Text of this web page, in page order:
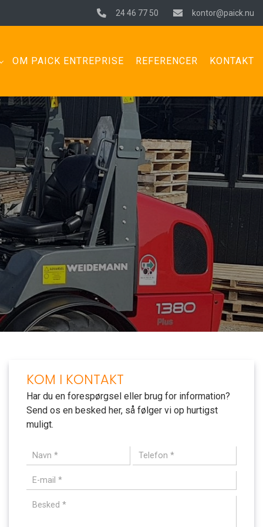
24 46 77 50 kontor@paick.nu
OM PAICK ENTREPRISE REFERENCER KONTAKT
KOM I KONTAKT
Har du en forespørgsel eller brug for information?
Send os en besked her, så følger vi op hurtigst
muligt.